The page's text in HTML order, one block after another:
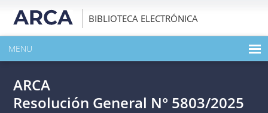
BIBLIOTECA ELECTRÓNICA
MENU
EXPANDIR TODO EL CONTENIDO DE LA PUBLICACIÓN
ARCA
Resolución General N° 5803/2025